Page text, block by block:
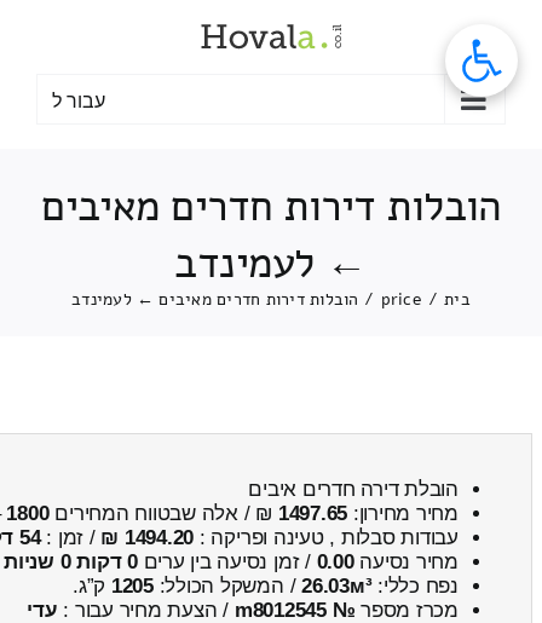
עבור ל
הובלות דירות חדרים מאיבים
← לעמינדב
בית /
price
/ הובלות דירות חדרים מאיבים ← לעמינדב
הובלת דירה חדרים איבים
מחיר מחירון: 1497.65 ₪ / אלה שבטווח המחירים1800
עבודות סבלות , טעינה ופריקה : 1494.20 ₪ / זמן :54 דקות 59 שניות
מחיר נסיעה0.00 / זמן נסיעה בין ערים0 דקות 0 שניות
נפח כללי:26.03м³/ המשקל הכולל:1205 ק”ג.
מכרז מספר № m8012545 / הצעת מחיר עבור : עדי